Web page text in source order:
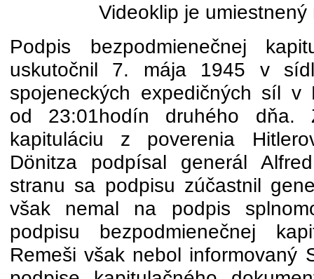
Videoklip je
Podpis bezpodmienečnej
uskutočnil 7. mája 1945 v
spojeneckých expedičných síl v
od 23:01hodín druhého dňa.
kapituláciu z poverenia
Dönitza podpísal generál
stranu sa podpisu zúčastnil
však nemal na podpis
podpisu bezpodmienečnej
Remeši však nebol informovaný